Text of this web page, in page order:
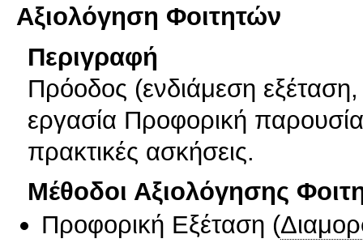
Αξιολόγηση Φοιτητών
Περιγραφή
Πρόοδος (ενδιάμεση
εργασία Προφορική
πρακτικές ασκήσεις.
Μέθοδοι Αξιολόγησης
Προφορική Εξέταση (